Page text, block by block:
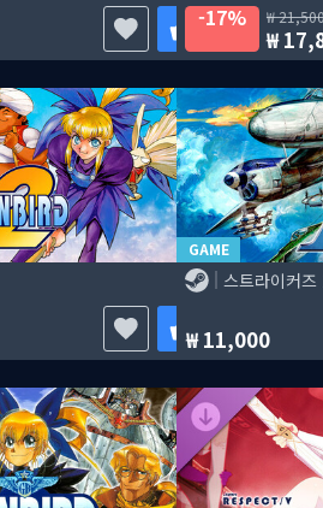
17%
GAME
스트라이커
11,000